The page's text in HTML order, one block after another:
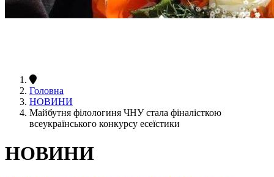
Головна
НОВИНИ
Майбутня філологиня ЧНУ стала фіналісткою
всеукраїнського конкурсу есеїстики
НОВИНИ